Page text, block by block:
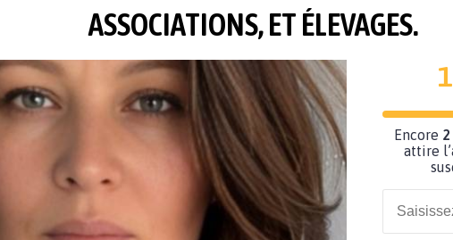
ASSOCIATIONS, ET ÉLEVAGES.
Encore
attire